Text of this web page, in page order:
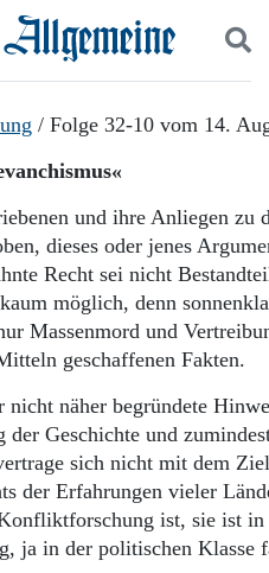
sind
Login
/ Folge 32-10 vom 14.
und ihre Anliegen
dieses oder jenes
Recht sei nicht
möglich, denn
Massenmord und
geschaffenen Fakten.
näher begründete
Geschichte und
sich nicht mit dem
der Erfahrungen vieler
ist, sie ist
ja in der politischen Klasse